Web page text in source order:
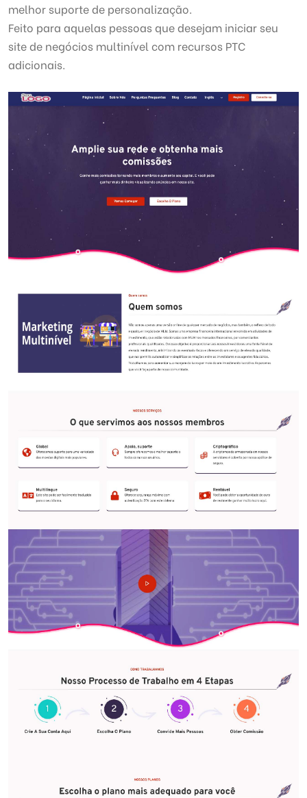
melhor suporte de personalização.
Feito para aquelas pessoas que desejam iniciar seu
site de negócios multinível com recursos PTC
adicionais.